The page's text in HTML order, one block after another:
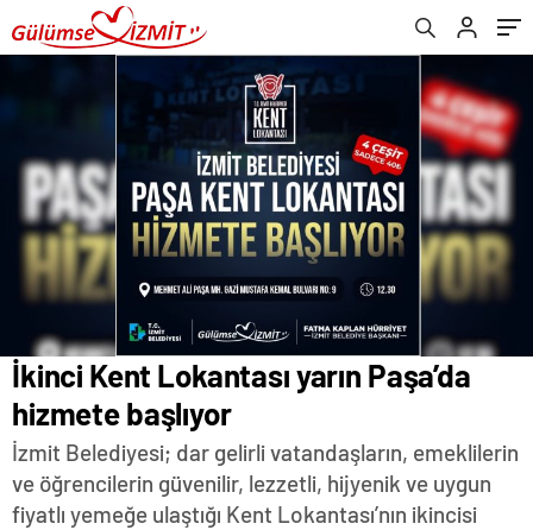
İkinci Kent Lokantası yarın Paşa’da
hizmete başlıyor
İzmit Belediyesi; dar gelirli vatandaşların, emeklilerin
ve öğrencilerin güvenilir, lezzetli, hijyenik ve uygun
fiyatlı yemeğe ulaştığı Kent Lokantası’nın ikincisi